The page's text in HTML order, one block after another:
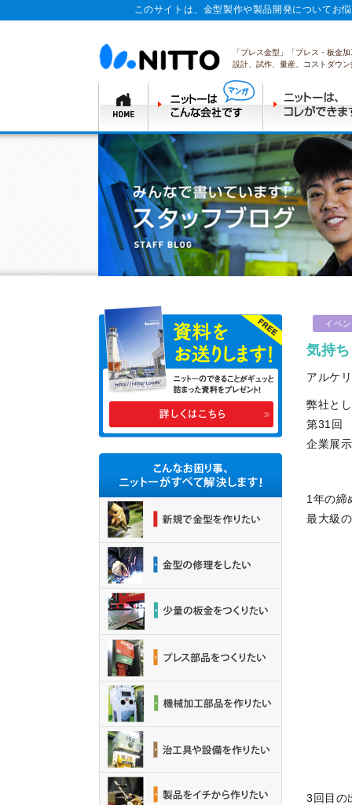
このサイトは、金型製作や製品開発についてお
「プレス金型」「プレス・板金
設計、試作、量産、コストダウ
イベ
気持
アルケ
弊社と
第31回
企業展
1年の締
最大級
3回目の